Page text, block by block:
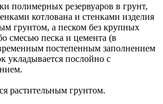
полимерных резервуаров в грунт,
котлована и стенками изделия
грунтом, а песком без крупных
смесью песка и цемента (в
постепенным заполнением
укладывается послойно с
растительным грунтом.